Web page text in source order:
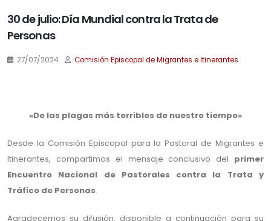
30 de julio: Día Mundial contra la Trata de
Personas
27/07/2024 Comisión Episcopal de Migrantes e Itinerantes
«De las plagas más terribles de nuestro tiempo»
Desde la Comisión Episcopal para la Pastoral de Migrantes e
Itinerantes, compartimos el mensaje conclusivo del primer
Encuentro Nacional de Pastorales contra la Trata y
Tráfico de Personas.
Agradecemos su difusión, disponible a continuación para su